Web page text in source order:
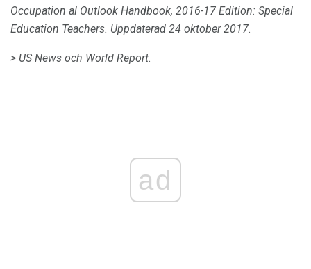
Occupation al Outlook Handbook, 2016-17 Edition: Special
Education Teachers. Uppdaterad 24 oktober 2017.
> US News och World Report.
ad